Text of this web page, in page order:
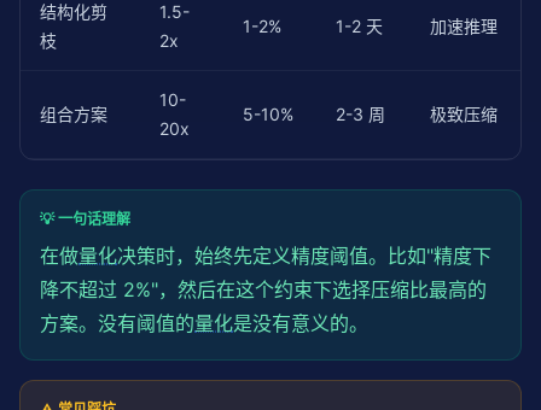
结构化剪
枝
1.5-
2x
1-2% 1-2 天 加速推理
组合方案
10-
20x
5-10% 2-3 周 极致压缩
💡 一句话理解
在做量化决策时，始终先定义精度阈值。比如"精度下
降不超过 2%"，然后在这个约束下选择压缩比最高的
方案。没有阈值的量化是没有意义的。